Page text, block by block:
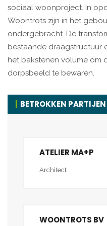
sociaal woonproject. In
Woontrots zijn in het
ondergebracht. De
bestaande draagstructuur
het bakstenen volume om
dorpsbeeld te bewaren.
BETROKKEN PARTIJEN
ATELIER MA+P
Architect
WOONTROTS BV